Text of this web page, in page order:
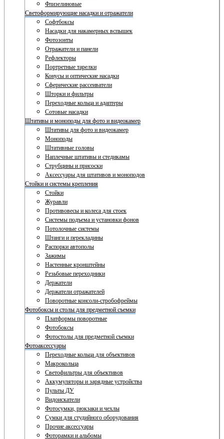
Флизелиновые
Светоформирующие насадки и отражатели
Софтбоксы
Насадки для накамерных вспышек
Фотозонты
Отражатели и панели
Рефлекторы
Портретные тарелки
Конусы и оптические насадки
Сферические рассеиватели
Шторки и фильтры
Переходные кольца и адаптеры
Сотовые насадки
Штативы и моноподы для фото и видеокамер
Штативы для фото и видеокамер
Моноподы
Штативные головы
Наплечные штативы и стедикамы
Струбцины и присоски
Аксессуары для штативов и моноподов
Стойки и системы крепления
Стойки
Журавли
Противовесы и колеса для стоек
Системы подъема и установки фонов
Потолочные системы
Штанги и перекладины
Распорки автополы
Зажимы
Настенные кронштейны
Резьбовые переходники
Держатели
Держатели отражателей
Поворотные консоли-стробофреймы
Фотобоксы и столы для предметной съемки
Платформы поворотные
Фотобоксы
Фотостолы для предметной съемки
Фотоаксессуары
Переходные кольца для объективов
Макрокольца
Светофильтры для объективов
Аккумуляторы и зарядные устройства
Пульты ДУ
Видоискатели
Фотосумки, рюкзаки и чехлы
Сумки для студийного оборудования
Прочие аксессуары
Фоторамки и альбомы